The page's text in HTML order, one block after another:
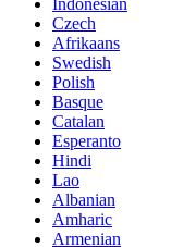
Czech
Afrikaans
Swedish
Polish
Basque
Catalan
Esperanto
Hindi
Lao
Albanian
Amharic
Armenian